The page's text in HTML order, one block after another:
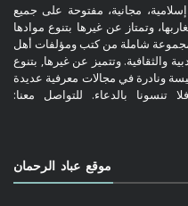
مجانية، مفتوحة على جميع
وتمتاز عن غيرها بتنوع موادها
مجموعة شاملة من كتب ومؤلفات أهل
والثقافية. وتتميز عن غيرها, بتنوع
ونادرة في مجالات معرفية عديدة
تنسونا بالدعاء. للتواصل معنا:
موقع عباد الرحمان